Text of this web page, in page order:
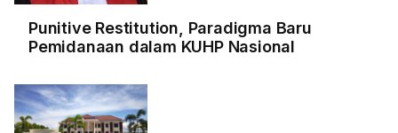
Punitive Restitution, Paradigma Baru
Pemidanaan dalam KUHP Nasional